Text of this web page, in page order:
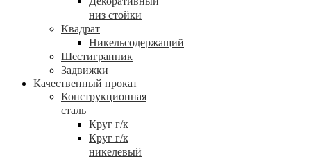
низ стойки
Квадрат
Никельсодержащий
Шестигранник
Задвижки
Качественный прокат
Конструкционная
сталь
Круг г/к
Круг г/к
никелевый